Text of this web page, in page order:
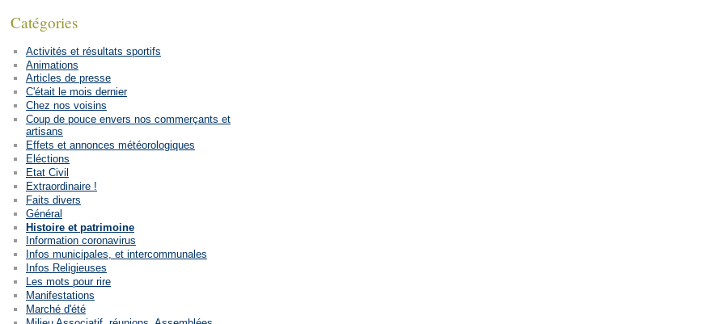
Catégories
Activités et résultats sportifs
Animations
Articles de presse
C'était le mois dernier
Chez nos voisins
Coup de pouce envers nos commerçants et
artisans
Effets et annonces météorologiques
Eléctions
Etat Civil
Extraordinaire !
Faits divers
Général
Histoire et patrimoine
Information coronavirus
Infos municipales, et intercommunales
Infos Religieuses
Les mots pour rire
Manifestations
Marché d'été